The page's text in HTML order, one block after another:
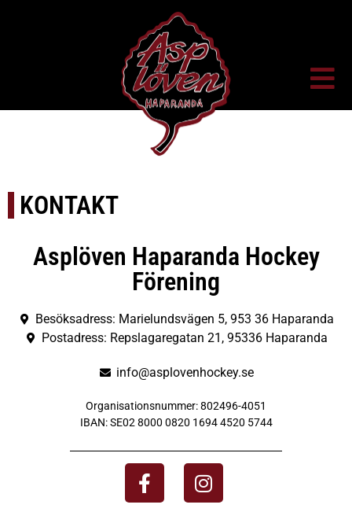
KONTAKT
Asplöven Haparanda Hockey
Förening
Besöksadress: Marielundsvägen 5, 953 36 Haparanda
Postadress: Repslagaregatan 21, 95336 Haparanda
info@asplovenhockey.se
Organisationsnummer: 802496-4051
IBAN: SE02 8000 0820 1694 4520 5744